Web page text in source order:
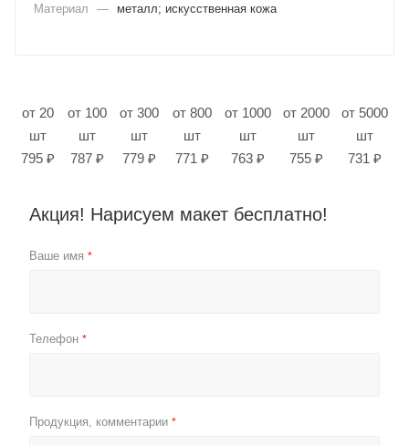
Материал
— металл; искусственная кожа
от 20
шт
795 ₽
от 100
шт
787 ₽
от 300
шт
779 ₽
от 800
шт
771 ₽
от 1000
шт
763 ₽
от 2000
шт
755 ₽
от 5000
шт
731 ₽
Акция! Нарисуем макет бесплатно!
Ваше имя *
Телефон *
Продукция, комментарии *